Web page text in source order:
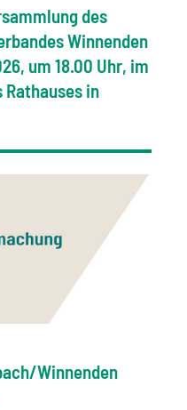
des
Winnenden
um 18.00 Uhr, im
in
Winnenden